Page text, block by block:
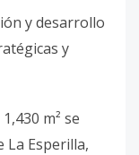
y desarrollo
y
m² se
La Esperilla,